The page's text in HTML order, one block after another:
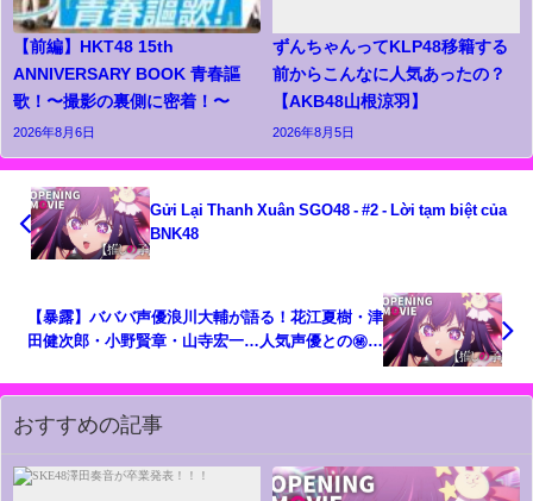
【前編】HKT48 15th
ANNIVERSARY BOOK 青春謳
歌！〜撮影の裏側に密着！〜
2026年8月6日
ずんちゃんってKLP48移籍する
前からこんなに人気あったの？
【AKB48山根涼羽】
2026年8月5日
Gửi Lại Thanh Xuân SGO48 - #2 - Lời tạm biệt của
BNK48
【暴露】バババ声優浪川大輔が語る！花江夏樹・津
田健次郎・小野賢章・山寺宏一…人気声優との㊙交
おすすめの記事